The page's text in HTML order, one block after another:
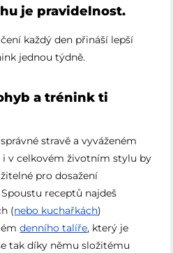
je pravidelnost.
každý den přináší lepší
jednou týdně.
a trénink ti
stravě a vyváženém
i v celkovém životním stylu by
pro dosažení
receptů najdeš
(nebo kuchařkách)
denního talíře, který je
tak díky němu složitému